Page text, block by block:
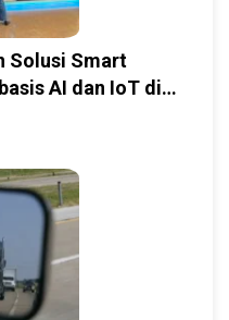
Solusi Smart
AI dan IoT di